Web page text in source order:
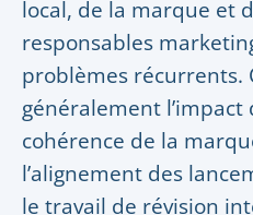
local, de la marque et
responsables
problèmes récurrents.
généralement l’impact
cohérence de la
l’alignement des
le travail de révision